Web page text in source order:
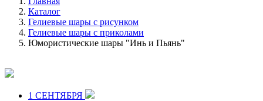
Каталог
Гелиевые шары с рисунком
Гелиевые шары с приколами
Юмористические шары "Инь и Пьянь"
1 СЕНТЯБРЯ